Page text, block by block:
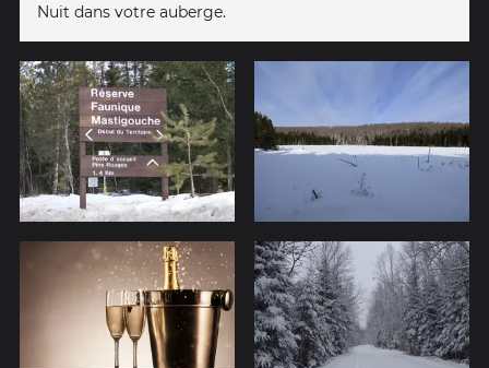
Nuit dans votre auberge.